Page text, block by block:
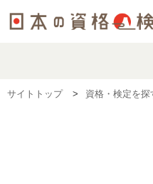
サイトトップ 資格・検定を探